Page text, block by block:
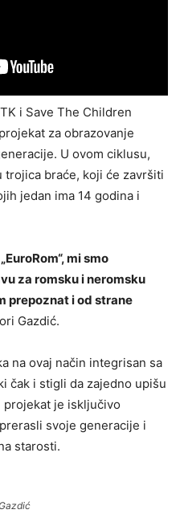
i Save The Children
za obrazovanje
U ovom ciklusu,
trojica braće, koji će završiti
jedan ima 14 godina i
mi smo
za romsku i neromsku
prepoznat i od strane
Gazdić.
na ovaj način integrisan sa
čak i stigli da zajedno upišu
projekat je isključivo
svoje generacije i
starosti.